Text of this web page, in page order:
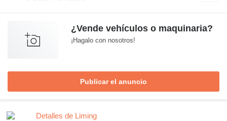
¿Vende vehículos o maquinaria?
¡Hagalo con nosotros!
Publicar el anuncio
Detalles de Liming